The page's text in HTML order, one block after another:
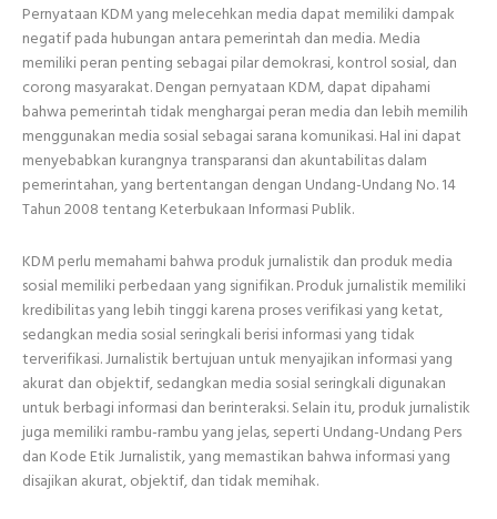
Pernyataan KDM yang melecehkan media dapat memiliki dampak
negatif pada hubungan antara pemerintah dan media. Media
memiliki peran penting sebagai pilar demokrasi, kontrol sosial, dan
corong masyarakat. Dengan pernyataan KDM, dapat dipahami
bahwa pemerintah tidak menghargai peran media dan lebih memilih
menggunakan media sosial sebagai sarana komunikasi. Hal ini dapat
menyebabkan kurangnya transparansi dan akuntabilitas dalam
pemerintahan, yang bertentangan dengan Undang-Undang No. 14
Tahun 2008 tentang Keterbukaan Informasi Publik.
KDM perlu memahami bahwa produk jurnalistik dan produk media
sosial memiliki perbedaan yang signifikan. Produk jurnalistik memiliki
kredibilitas yang lebih tinggi karena proses verifikasi yang ketat,
sedangkan media sosial seringkali berisi informasi yang tidak
terverifikasi. Jurnalistik bertujuan untuk menyajikan informasi yang
akurat dan objektif, sedangkan media sosial seringkali digunakan
untuk berbagi informasi dan berinteraksi. Selain itu, produk jurnalistik
juga memiliki rambu-rambu yang jelas, seperti Undang-Undang Pers
dan Kode Etik Jurnalistik, yang memastikan bahwa informasi yang
disajikan akurat, objektif, dan tidak memihak.